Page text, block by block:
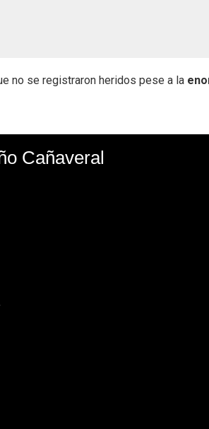
no se registraron heridos pese a la